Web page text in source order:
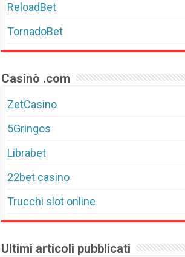
ReloadBet
TornadoBet
Casinò .com
ZetCasino
5Gringos
Librabet
22bet casino
Trucchi slot online
Ultimi articoli pubblicati